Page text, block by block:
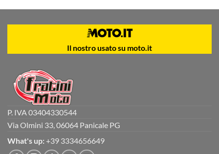
Il nostro usato su moto.it
P. IVA 03404330544
Via Olmini 33, 06064 Panicale PG
What's up: +39 3334656649